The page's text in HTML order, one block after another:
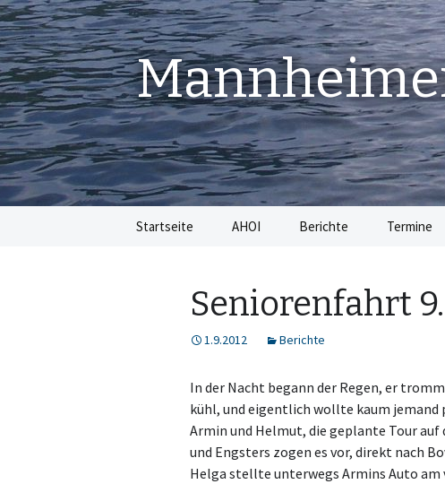
Startseite AHOI Berichte Termine
Seniorenfahrt
1.9.2012 Berichte
In der Nacht begann der Regen, er
kühl, und eigentlich wollte kaum jemand
Armin und Helmut, die geplante Tour auf
und Engsters zogen es vor, direkt nach
Helga stellte unterwegs Armins Auto